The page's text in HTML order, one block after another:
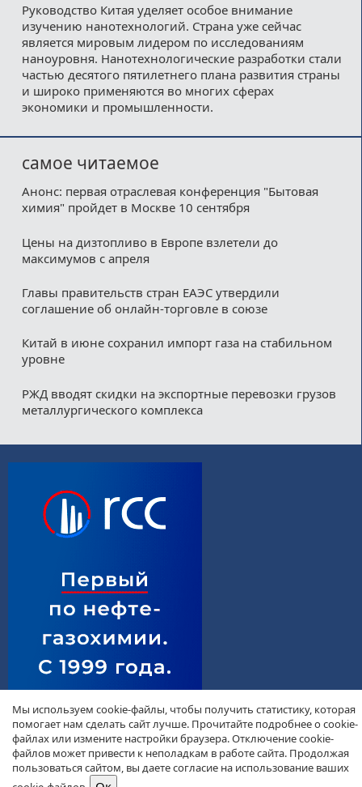
Руководство Китая уделяет особое внимание
изучению нанотехнологий. Страна уже сейчас
является мировым лидером по исследованиям
наноуровня. Нанотехнологические разработки стали
частью десятого пятилетнего плана развития страны
и широко применяются во многих сферах
экономики и промышленности.
самое читаемое
Анонс: первая отраслевая конференция "Бытовая
химия" пройдет в Москве 10 сентября
Цены на дизтопливо в Европе взлетели до
максимумов с апреля
Главы правительств стран ЕАЭС утвердили
соглашение об онлайн-торговле в союзе
Китай в июне сохранил импорт газа на стабильном
уровне
РЖД вводят скидки на экспортные перевозки грузов
металлургического комплекса
Мы используем cookie-файлы, чтобы получить статистику, которая
помогает нам сделать сайт лучше. Прочитайте подробнее о cookie-
файлах или измените настройки браузера. Отключение cookie-
файлов может привести к неполадкам в работе сайта. Продолжая
пользоваться сайтом, вы даете согласие на использование ваших